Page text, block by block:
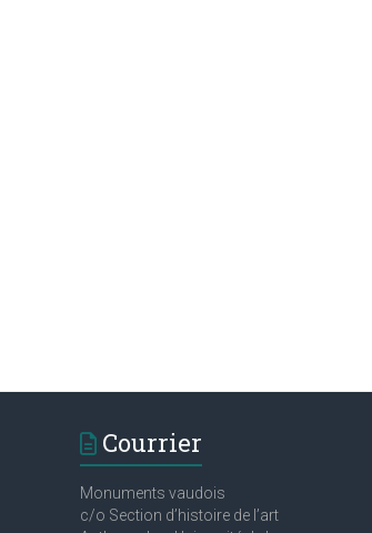
Courrier
Monuments vaudois
c/o Section d’histoire de l’art